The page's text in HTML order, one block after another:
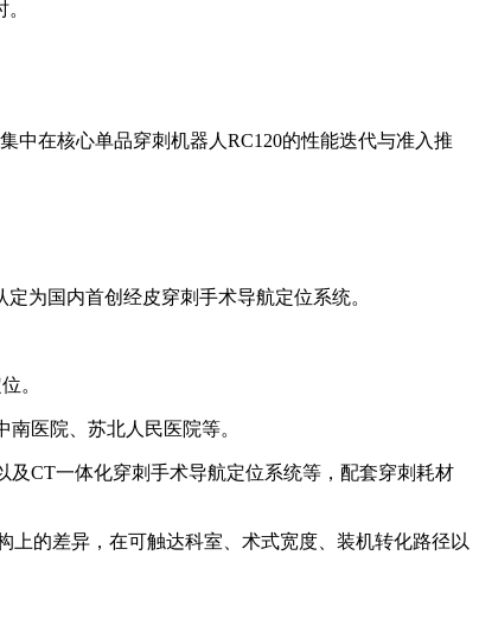
在核心单品穿刺机器人RC120的性能迭代与准入推
为国内首创经皮穿刺手术导航定位系统。
。
医院、苏北人民医院等。
CT一体化穿刺手术导航定位系统等，配套穿刺耗材
的差异，在可触达科室、术式宽度、装机转化路径以